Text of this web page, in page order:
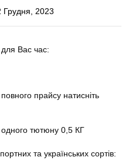
Грудня, 2023
для Вас час:
прайсу натисніть
тютюну 0,5 КГ
та українських сортів: